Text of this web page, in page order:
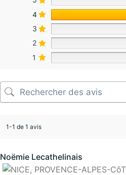
4
3
2
1
1-1 de 1 avis
Noëmie Lecathelinais